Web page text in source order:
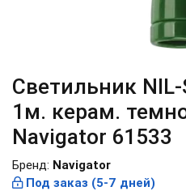
Светильник
1м. керам.
Navigator 61533
Под заказ (5-7 дней)
Бренд: Navigator